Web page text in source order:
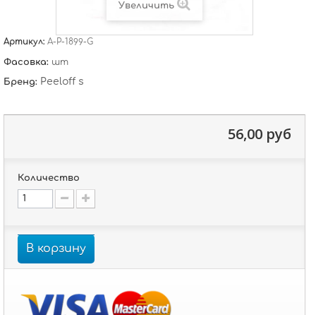
Увеличить
Артикул: A-P-1899-G
Фасовка: шт
Бренд: Peeloff s
56,00 руб
Количество
В корзину